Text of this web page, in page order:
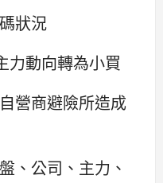
狀況
力動向轉為小買
營商避險所造成
、公司、主力、